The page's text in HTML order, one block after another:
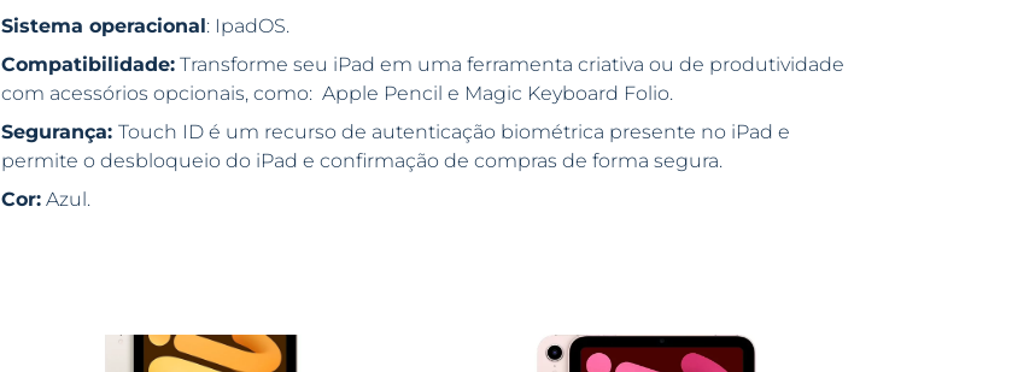
Sistema operacional: IpadOS.
Compatibilidade:Transforme seu iPad em uma ferramenta criativa ou de produtividade
com acessórios opcionais, como: Apple Pencil e Magic Keyboard Folio.
Segurança: Touch ID é um recurso de autenticação biométrica presente no iPad e
permite o desbloqueio do iPad e confirmação de compras de forma segura.
Cor:Azul.